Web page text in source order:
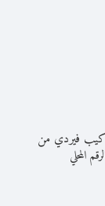
كيب فيردي من
المحلي